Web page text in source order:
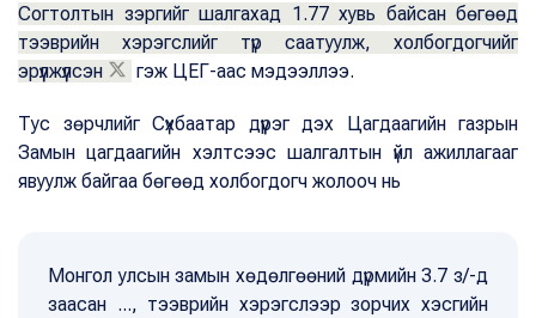
Согтолтын зэргийг шалгахад 1.77 хувь байсан бөгөөд
тээврийн хэрэгслийг түр саатуулж, холбогдогчийг
эрүүлжүүлсэн
гэж ЦЕГ-аас мэдээллээ.
Тус зөрчлийг Сүхбаатар дүүрэг дэх Цагдаагийн газрын
Замын цагдаагийн хэлтсээс шалгалтын үйл ажиллагааг
явуулж байгаа бөгөөд холбогдогч жолооч нь
Монгол улсын замын хөдөлгөөний дүрмийн 3.7 з/-д
заасан ..., тээврийн хэрэгслээр зорчих хэсгийн